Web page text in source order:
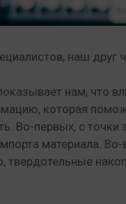
наш
нам, что
которая
Во-первых, с
материала.
твердотельные